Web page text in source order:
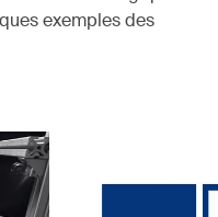
exemples des